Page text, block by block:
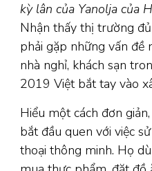
kỳ lân của Yanolja của
Nhận thấy thị trường
phải gặp những vấn đề
nhà nghỉ, khách sạn
2019 Việt bắt tay vào
Hiểu một cách đơn
bắt đầu quen với việc
thoại thông minh. Họ